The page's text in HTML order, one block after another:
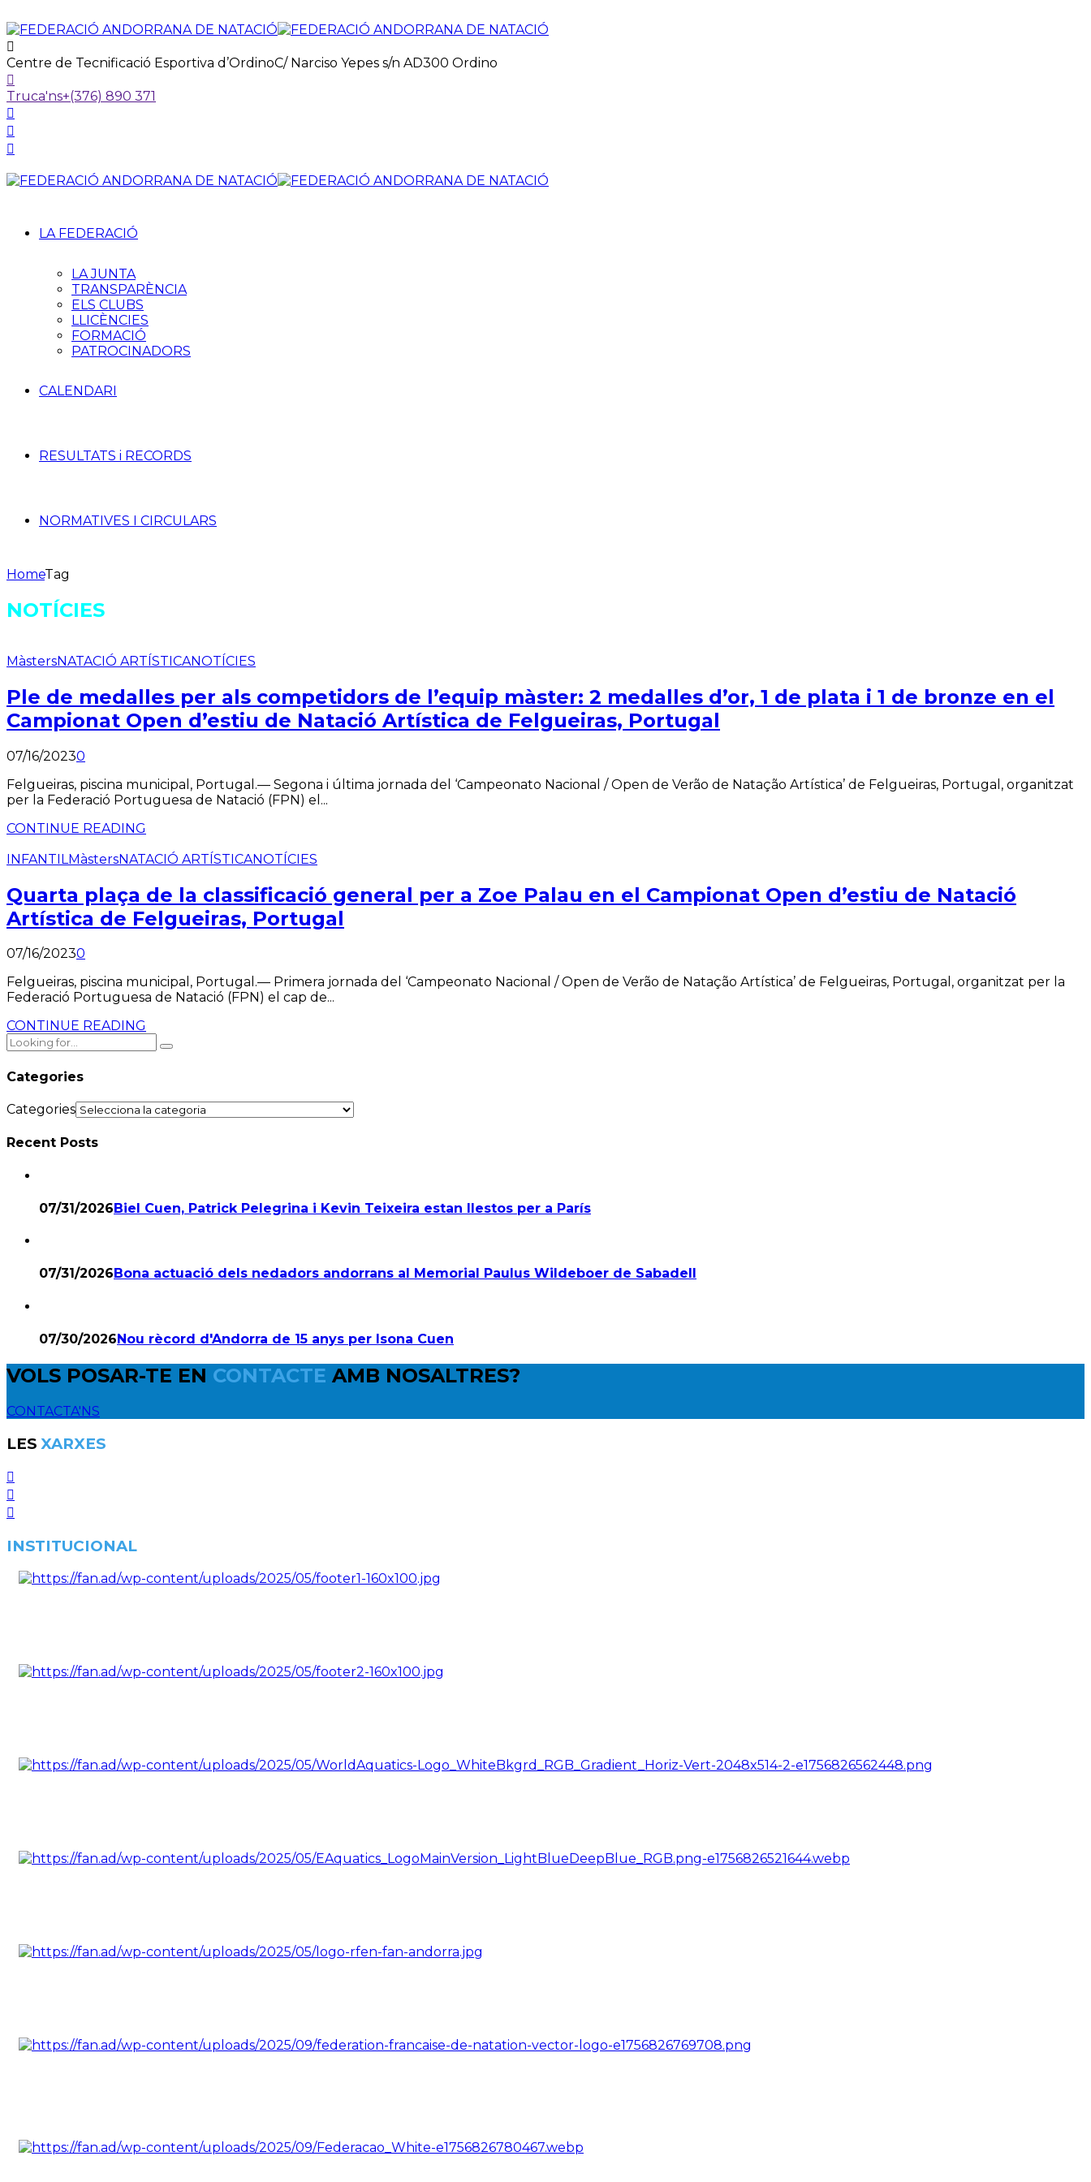
Centre de Tecnificació Esportiva d’OrdinoC/ Narciso Yepes s/n AD300 Ordino
Truca'ns+(376) 890 371
LA FEDERACIÓ
LA JUNTA
TRANSPARÈNCIA
ELS CLUBS
LLICÈNCIES
FORMACIÓ
PATROCINADORS
CALENDARI
RESULTATS i RECORDS
NORMATIVES I CIRCULARS
HomeTag
NOTÍCIES
MàstersNATACIÓ ARTÍSTICANOTÍCIES
Ple de medalles per als competidors de l’equip màster: 2 medalles d’or, 1 de plata i 1 de bronze en el
Campionat Open d’estiu de Natació Artística de Felgueiras, Portugal
07/16/20230
Felgueiras, piscina municipal, Portugal.— Segona i última jornada del ‘Campeonato Nacional / Open de Verão de Natação Artística’ de Felgueiras, Portugal, organitzat
per la Federació Portuguesa de Natació (FPN) el...
CONTINUE READING
INFANTIL MàstersNATACIÓ ARTÍSTICANOTÍCIES
Quarta plaça de la classificació general per a Zoe Palau en el Campionat Open d’estiu de Natació
Artística de Felgueiras, Portugal
07/16/20230
Felgueiras, piscina municipal, Portugal.— Primera jornada del ‘Campeonato Nacional / Open de Verão de Natação Artística’ de Felgueiras, Portugal, organitzat per la
Federació Portuguesa de Natació (FPN) el cap de...
CONTINUE READING
Categories
Categories
Recent Posts
07/31/2026Biel Cuen, Patrick Pelegrina i Kevin Teixeira estan llestos per a París
07/31/2026 Bona actuació dels nedadors andorrans al Memorial Paulus Wildeboer de Sabadell
07/30/2026Nou rècord d'Andorra de 15 anys per Isona Cuen
VOLS POSAR-TE EN CONTACTE AMB NOSALTRES?
CONTACTA'NS
LES XARXES
INSTITUCIONAL